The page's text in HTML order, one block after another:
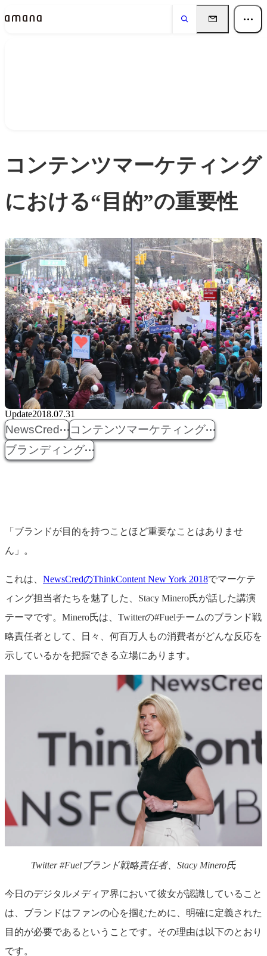
コンテンツマーケティング
における“目的”の重要性
Update2018.07.31
NewsCred
コンテンツマーケティング
ブランディング
「ブランドが目的を持つことほど重要なことはありませ
ん」。
これは、 NewsCredのThinkContent New York 2018でマーケテ
ィング担当者たちを魅了した、Stacy Minero氏が話した講演
テーマです。Minero氏は、Twitterの#Fuelチームのブランド戦
略責任者として、日々、何百万人もの消費者がどんな反応を
示しているかを把握できる立場にあります。
Twitter #Fuelブランド戦略責任者、Stacy Minero氏
今日のデジタルメディア界において彼女が認識していること
は、ブランドはファンの心を掴むために、明確に定義された
目的が必要であるということです。その理由は以下のとおり
です。